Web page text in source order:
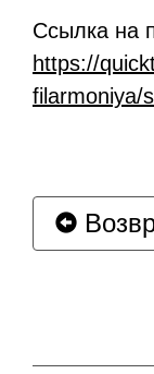
Ссылка на
https://
filarmoniya/